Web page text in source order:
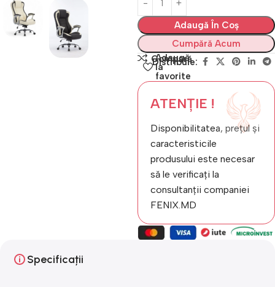
Adaugă În Coș
Cumpără Acum
Compară
Adaugă
la
favorite
Distribuie:
ATENȚIE !
Disponibilitatea, prețul și
caracteristicile
produsului este necesar
să le verificați la
consultanții companiei
FENIX.MD
Specificații